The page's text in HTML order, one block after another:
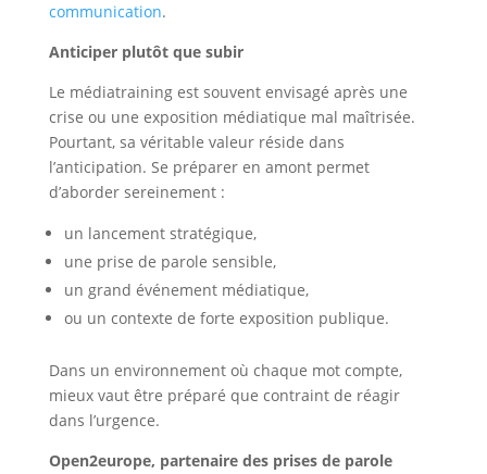
communication.
Anticiper plutôt que subir
Le médiatraining est souvent envisagé après une
crise ou une exposition médiatique mal maîtrisée.
Pourtant, sa véritable valeur réside dans
l’anticipation. Se préparer en amont permet
d’aborder sereinement :
un lancement stratégique,
une prise de parole sensible,
un grand événement médiatique,
ou un contexte de forte exposition publique.
Dans un environnement où chaque mot compte,
mieux vaut être préparé que contraint de réagir
dans l’urgence.
Open2europe, partenaire des prises de parole